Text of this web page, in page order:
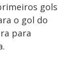
gols
o gol do
para